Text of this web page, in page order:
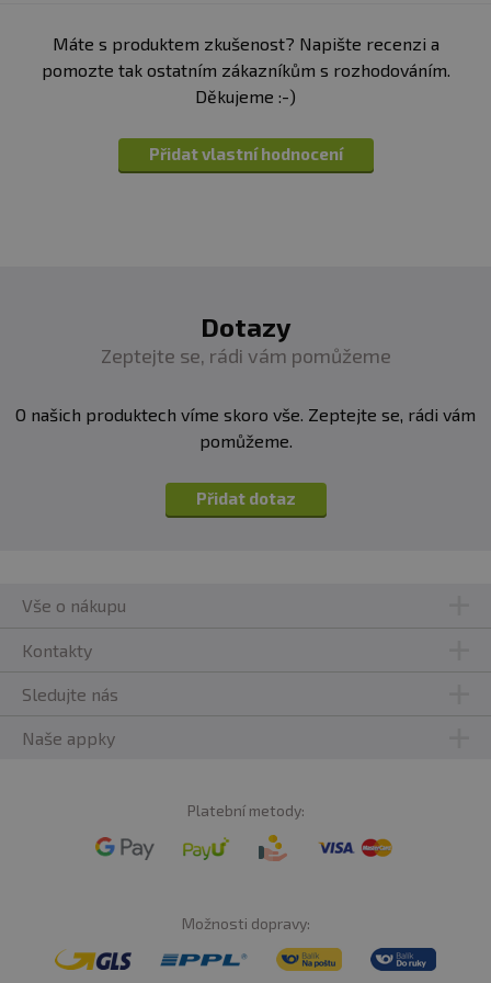
Máte s produktem zkušenost? Napište recenzi a
pomozte tak ostatním zákazníkům s rozhodováním.
Děkujeme :-)
Přidat vlastní hodnocení
Dotazy
Zeptejte se, rádi vám pomůžeme
O našich produktech víme skoro vše. Zeptejte se, rádi vám
pomůžeme.
Přidat dotaz
Vše o nákupu
Kontakty
Sledujte nás
Naše appky
Platební metody:
Možnosti dopravy: